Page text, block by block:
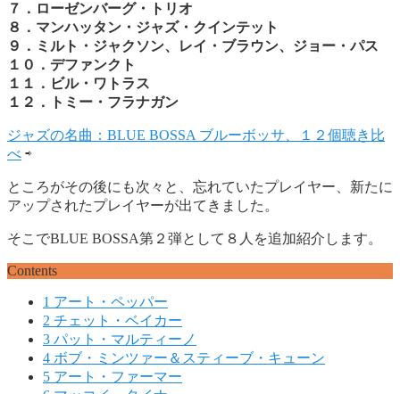
７．ローゼンバーグ・トリオ
８．マンハッタン・ジャズ・クインテット
９．ミルト・ジャクソン、レイ・ブラウン、ジョー・パス
１０．デファンクト
１１．ビル・ワトラス
１２．トミー・フラナガン
ジャズの名曲：BLUE BOSSA ブルーボッサ、１２個聴き比
べ ⇨
ところがその後にも次々と、忘れていたプレイヤー、新たに
アップされたプレイヤーが出てきました。
そこでBLUE BOSSA第２弾として８人を追加紹介します。
Contents
1 アート・ペッパー
2 チェット・ベイカー
3 パット・マルティーノ
4 ボブ・ミンツァー＆スティーブ・キューン
5 アート・ファーマー